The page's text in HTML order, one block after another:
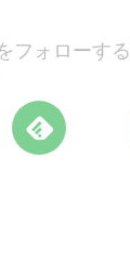
フォローする